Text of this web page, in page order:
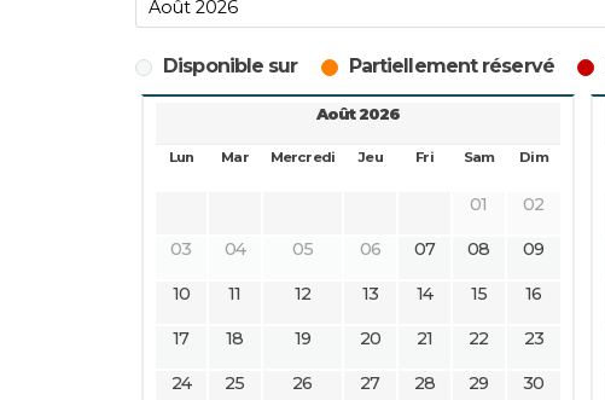
Disponible sur Partiellement réservé
Août 2026
Lun Mar Mercredi Jeu Fri Sam Dim
01 02
03 04 05 06 07 08 09
10 11 12 13 14 15 16
17 18 19 20 21 22 23
24 25 26 27 28 29 30